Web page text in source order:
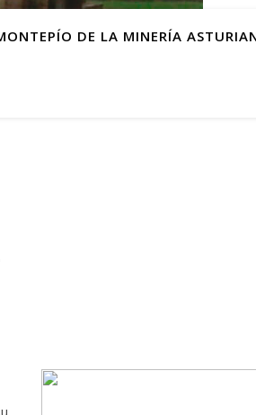
DE LA MINERÍA